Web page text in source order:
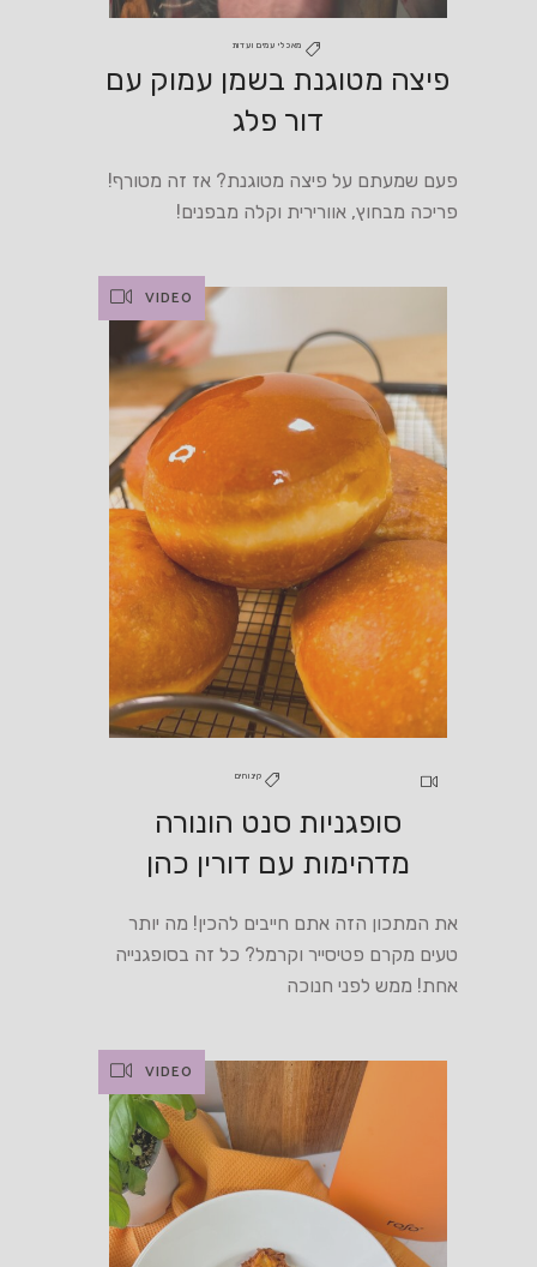
מאכלי עמים ועדות
פיצה מטוגנת בשמן עמוק עם
דור פלג
פעם שמעתם על פיצה מטוגנת? אז זה מטורף!
פריכה מבחוץ, אוורירית וקלה מבפנים!
VIDEO
קינוחים
סופגניות סנט הונורה
מדהימות עם דורין כהן
את המתכון הזה אתם חייבים להכין! מה יותר
טעים מקרם פטיסייר וקרמל? כל זה בסופגנייה
אחת! ממש לפני חנוכה
VIDEO